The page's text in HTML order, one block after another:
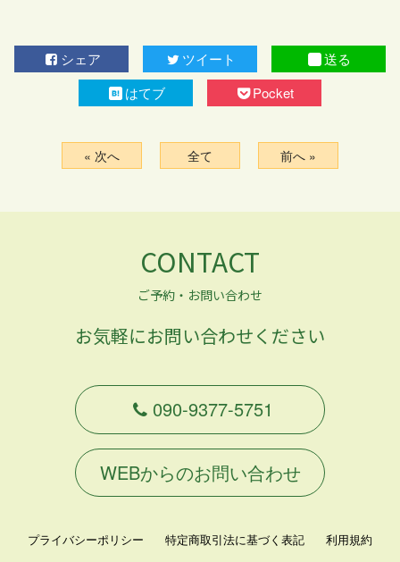
シェア ツイート
送る
はてブ
Pocket
« 次へ 全て 前へ »
CONTACT
ご予約・お問い合わせ
お気軽にお問い合わせください
090-9377-5751
WEBからのお問い合わせ
プライバシーポリシー 特定商取引法に基づく表記 利用規約